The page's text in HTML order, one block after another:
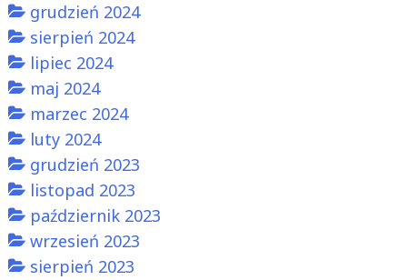
grudzień 2024
sierpień 2024
lipiec 2024
maj 2024
marzec 2024
luty 2024
grudzień 2023
listopad 2023
październik 2023
wrzesień 2023
sierpień 2023